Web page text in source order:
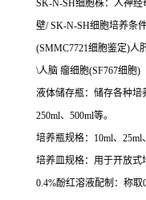
SK-N-SH细胞株：人神
壁/ SK-N-SH细胞培养条
(SMMC7721细胞鉴定)人
\人脑 瘤细胞(SF767细胞)
液体储存瓶：储存各种培
250ml、500ml等。
培养瓶规格：10ml、25ml
培养皿规格：用于开放式
0.4%酚红溶液配制：称